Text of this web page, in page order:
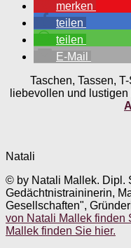
merken
teilen
teilen
E-Mail
Taschen, Tassen,
liebevollen und
Natali
© by Natali Mallek. Dipl.
Gedächtnistraininerin,
Gesellschaften",
von Natali Mallek finden
Mallek finden Sie hier.